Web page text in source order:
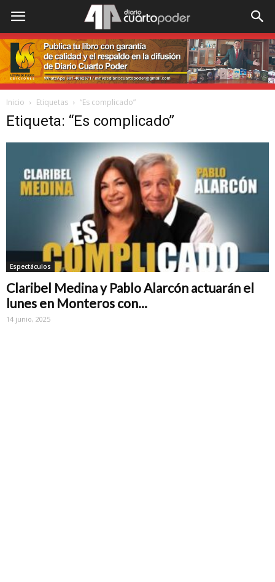
Inicio Etiquetas “Es complicado”
Etiqueta: “Es complicado”
Espectáculos
Claribel Medina y Pablo Alarcón actuarán el
lunes en Monteros con...
14 junio, 2025